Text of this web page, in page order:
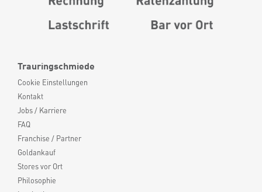
Trauringschmiede
Cookie Einstellungen
Kontakt
Jobs / Karriere
FAQ
Franchise / Partner
Goldankauf
Stores vor Ort
Philosophie